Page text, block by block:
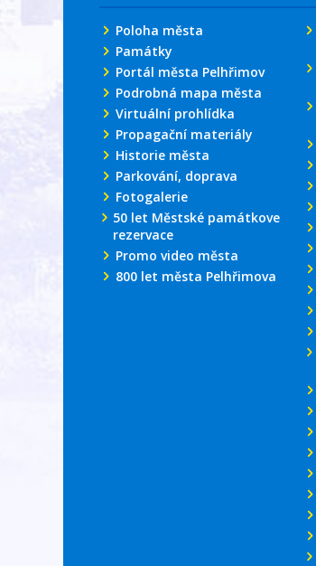
Poloha města
Památky
Portál města Pelhřimov
Podrobná mapa města
Virtuální prohlídka
Propagační materiály
Historie města
Parkování, doprava
Fotogalerie
50 let Městské památkove
rezervace
Promo video města
800 let města Pelhřimova